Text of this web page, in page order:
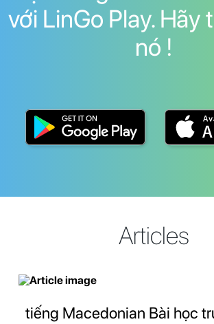
với LinGo Play. Hãy
nó !
Articles
tiếng Macedonian Bài học